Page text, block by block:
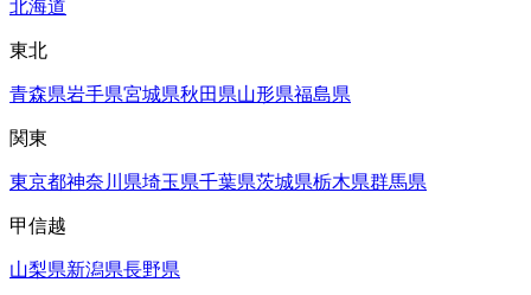
北海道
東北
青森県岩手県宮城県秋田県山形県福島県
関東
東京都神奈川県埼玉県千葉県茨城県栃木県群馬県
甲信越
山梨県新潟県長野県